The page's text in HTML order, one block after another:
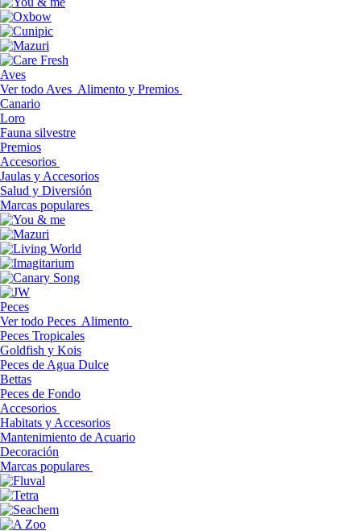
Aves
Ver todo Aves Alimento y Premios
Canario
Loro
Fauna silvestre
Premios
Accesorios
Jaulas y Accesorios
Salud y Diversión
Marcas populares
Peces
Ver todo Peces Alimento
Peces Tropicales
Goldfish y Kois
Peces de Agua Dulce
Bettas
Peces de Fondo
Accesorios
Habitats y Accesorios
Mantenimiento de Acuario
Decoración
Marcas populares